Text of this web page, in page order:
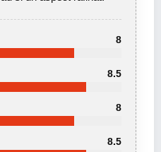
8
8.5
8
8.5